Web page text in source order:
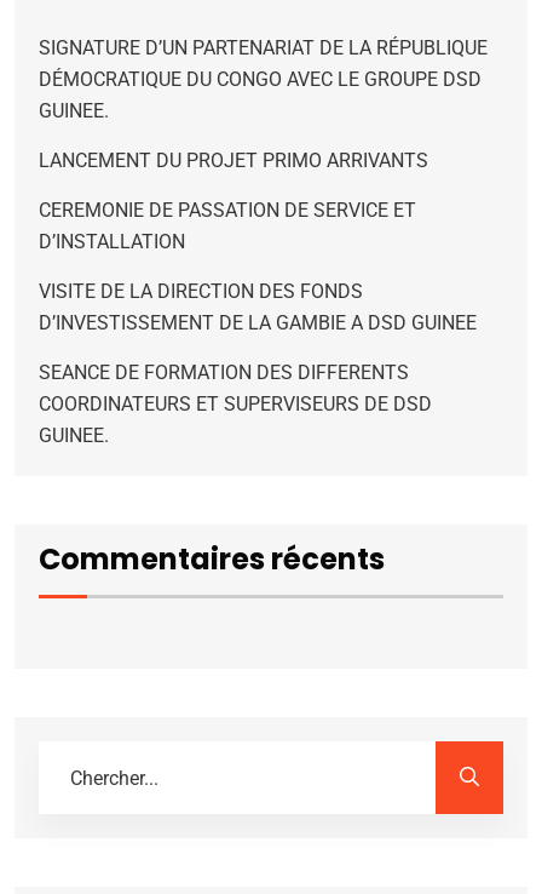
SIGNATURE D’UN PARTENARIAT DE LA RÉPUBLIQUE
DÉMOCRATIQUE DU CONGO AVEC LE GROUPE DSD
GUINEE.
LANCEMENT DU PROJET PRIMO ARRIVANTS
CEREMONIE DE PASSATION DE SERVICE ET
D’INSTALLATION
VISITE DE LA DIRECTION DES FONDS
D’INVESTISSEMENT DE LA GAMBIE A DSD GUINEE
SEANCE DE FORMATION DES DIFFERENTS
COORDINATEURS ET SUPERVISEURS DE DSD
GUINEE.
Commentaires récents